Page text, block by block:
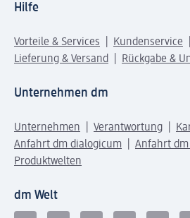
Hilfe
Vorteile & Services
Kundenservice
Lieferung & Versand
Rückgabe &
Unternehmen dm
Unternehmen Verantwortung
Anfahrt dm dialogicum
Anfahrt
Produktwelten
dm Welt